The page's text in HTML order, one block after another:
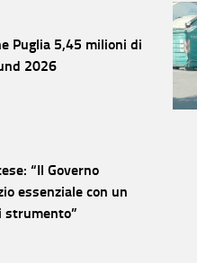
Puglia 5,45 milioni di
2026
“Il Governo
essenziale con un
strumento”